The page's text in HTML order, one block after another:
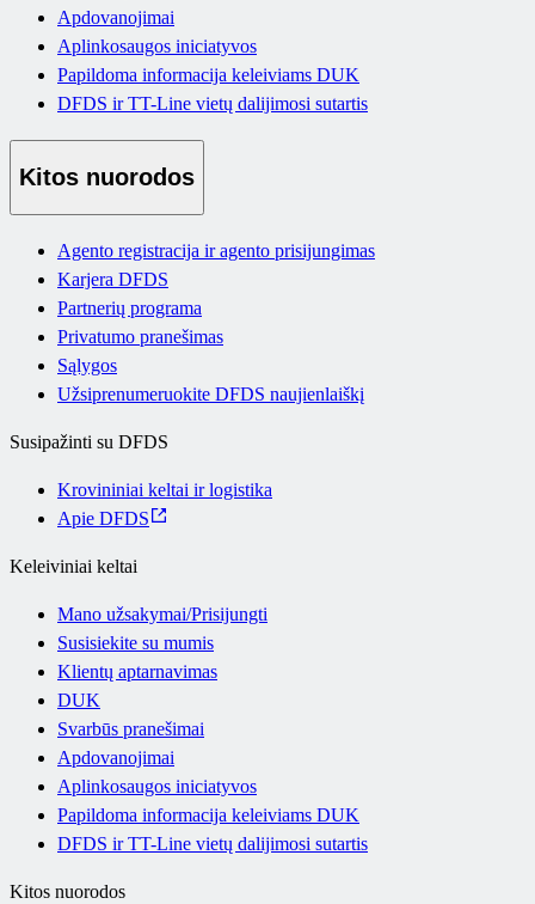
Apdovanojimai
Aplinkosaugos iniciatyvos
Papildoma informacija keleiviams DUK
DFDS ir TT-Line vietų dalijimosi sutartis
Kitos nuorodos
Agento registracija ir agento prisijungimas
Karjera DFDS
Partnerių programa
Privatumo pranešimas
Sąlygos
Užsiprenumeruokite DFDS naujienlaiškį
Susipažinti su DFDS
Krovininiai keltai ir logistika
Apie DFDS
Keleiviniai keltai
Mano užsakymai/Prisijungti
Susisiekite su mumis
Klientų aptarnavimas
DUK
Svarbūs pranešimai
Apdovanojimai
Aplinkosaugos iniciatyvos
Papildoma informacija keleiviams DUK
DFDS ir TT-Line vietų dalijimosi sutartis
Kitos nuorodos